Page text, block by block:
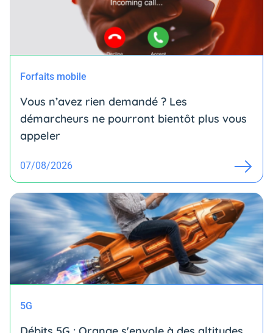
Forfaits mobile
Vous n’avez rien demandé ? Les
démarcheurs ne pourront bientôt plus vous
appeler
07/08/2026
5G